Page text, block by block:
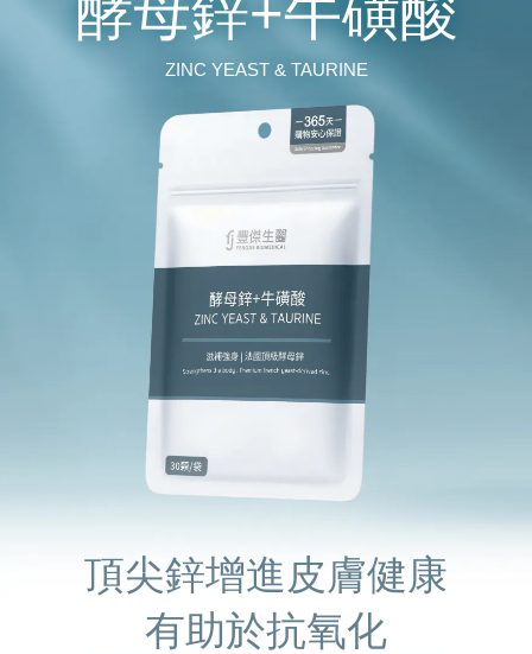
ZINC YEAST & TAURINE
頂尖鋅增進皮膚健康
有助於抗氧化